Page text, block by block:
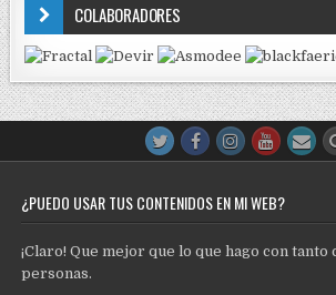
COLABORADORES
¿PUEDO USAR TUS CONTENIDOS EN MI WEB?
¡Claro! Que mejor que lo que hago con tanto
personas.